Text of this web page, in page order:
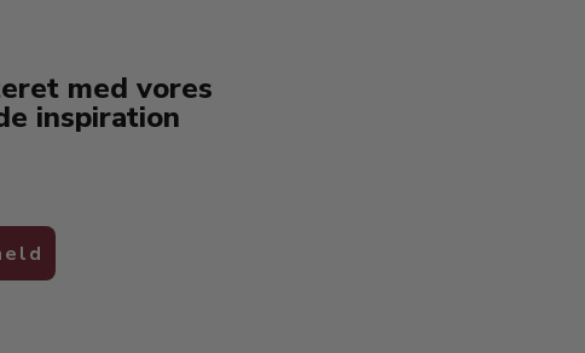
med vores
inspiration